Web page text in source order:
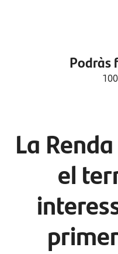
Podràs
La
el